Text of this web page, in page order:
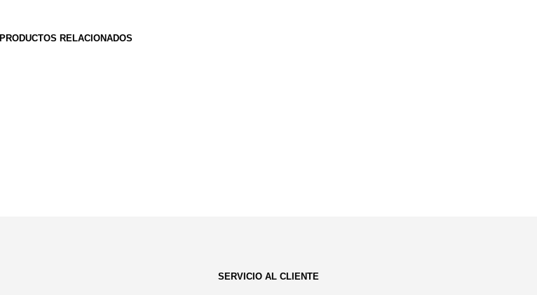
PRODUCTOS RELACIONADOS
SERVICIO AL CLIENTE